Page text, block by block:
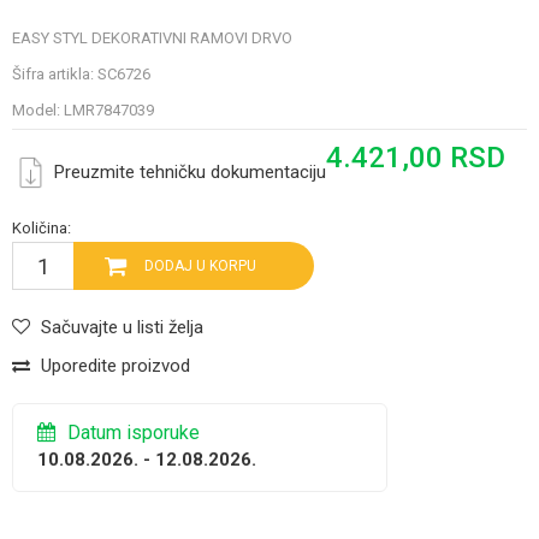
EASY STYL DEKORATIVNI RAMOVI DRVO
Šifra artikla: SC6726
Model: LMR7847039
Preuzmite tehničku dokumentaciju4.421,00 RSD
Količina:
DODAJ U KORPU
Sačuvajte u listi želja
Uporedite proizvod
Datum isporuke
10.08.2026. - 12.08.2026.